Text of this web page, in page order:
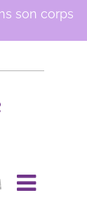
son corps